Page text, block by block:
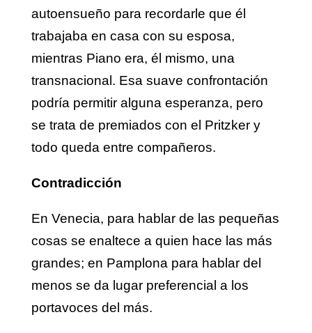
autoensueño para recordarle que él
trabajaba en casa con su esposa,
mientras Piano era, él mismo, una
transnacional. Esa suave confrontación
podría permitir alguna esperanza, pero
se trata de premiados con el Pritzker y
todo queda entre compañeros.
Contradicción
En Venecia, para hablar de las pequeñas
cosas se enaltece a quien hace las más
grandes; en Pamplona para hablar del
menos se da lugar preferencial a los
portavoces del más.